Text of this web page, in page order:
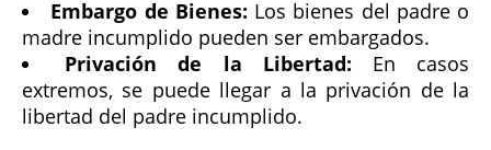
Embargo de Bienes: Los bienes del padre o
madre incumplido pueden ser embargados.
Privación de la Libertad: En casos
extremos, se puede llegar a la privación de la
libertad del padre incumplido.